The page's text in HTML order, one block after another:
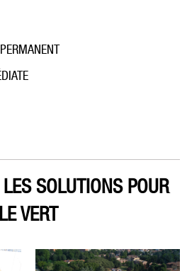
SOLUTIONS POUR
LE VERT